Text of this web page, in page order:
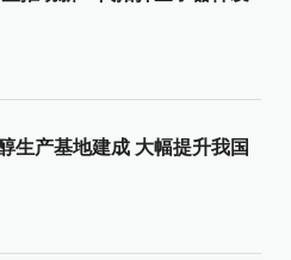
生产基地建成 大幅提升我国